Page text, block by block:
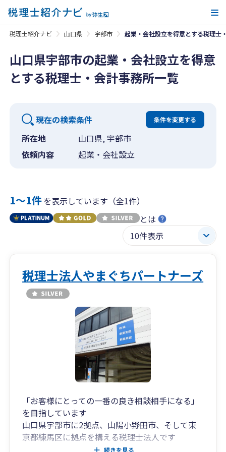
税理士紹介ナビ 山口県 宇部市 起業・会社設立を得意とする税理士
山口県宇部市の起業・会社設立を得意
とする税理士・会計事務所一覧
現在の検索条件 条件を変更する
所在地
山口県, 宇部市
依頼内容
起業・会社設立
1〜1件を表示しています（全1件）
とは
税理士法人やまぐちパートナーズ
「お客様にとっての一番の良き相談相手になる」
を目指しています
山口県宇部市に2拠点、山陽小野田市、そして東
京都練馬区に拠点を構える税理士法人です
「創業支援」「会社設立」「資金繰り」「相続・
続きを見る